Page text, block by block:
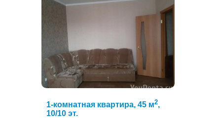
1-комнатная квартира, 45 м2,
10/10 эт.